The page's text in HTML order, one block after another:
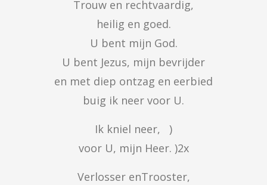
Trouw en rechtvaardig,
heilig en goed.
U bent mijn God.
U bent Jezus, mijn bevrijder
en met diep ontzag en eerbied
buig ik neer voor U.
Ik kniel neer,   )
voor U, mijn Heer. )2x
Verlosser enTrooster,